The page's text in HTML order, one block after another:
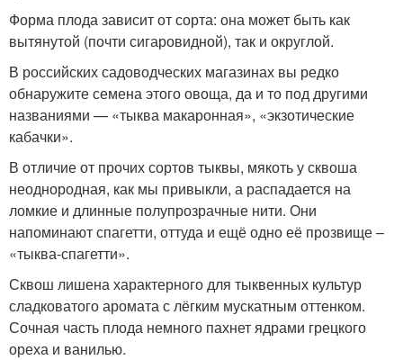
Форма плода зависит от сорта: она может быть как
вытянутой (почти сигаровидной), так и округлой.
В российских садоводческих магазинах вы редко
обнаружите семена этого овоща, да и то под другими
названиями — «тыква макаронная», «экзотические
кабачки».
В отличие от прочих сортов тыквы, мякоть у сквоша
неоднородная, как мы привыкли, а распадается на
ломкие и длинные полупрозрачные нити. Они
напоминают спагетти, оттуда и ещё одно её прозвище –
«тыква-спагетти».
Сквош лишена характерного для тыквенных культур
сладковатого аромата с лёгким мускатным оттенком.
Сочная часть плода немного пахнет ядрами грецкого
ореха и ванилью.